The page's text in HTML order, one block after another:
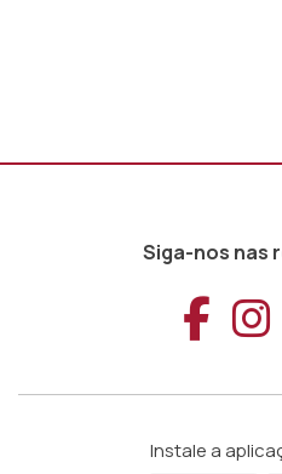
Siga-nos nas
Instale a